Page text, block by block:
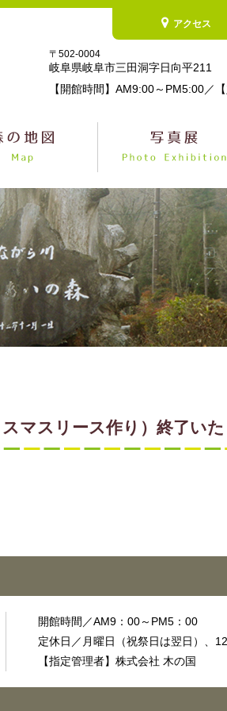
アクセス
〒502-0004
岐阜県岐阜市三田洞字日向平211
【開館時間】AM9:00～PM5:00／
マスリース作り）終了いた
開館時間／AM9：00～PM5：00
定休日／月曜日（祝祭日は翌日）、
【指定管理者】株式会社 木の国